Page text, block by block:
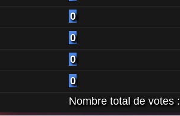
0
0
0
0
Nombre total de votes :